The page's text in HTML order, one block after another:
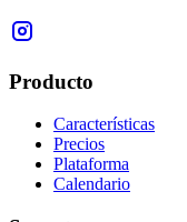
Producto
Características
Precios
Plataforma
Calendario